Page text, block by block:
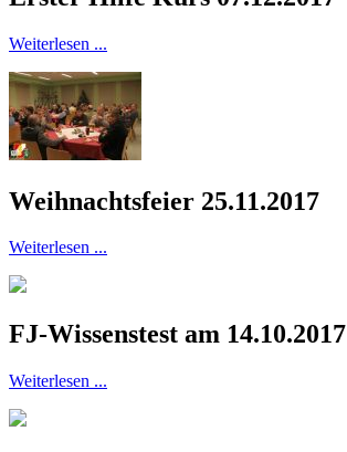
Weiterlesen ...
Weihnachtsfeier 25.11.2017
Weiterlesen ...
FJ-Wissenstest am 14.10.2017
Weiterlesen ...